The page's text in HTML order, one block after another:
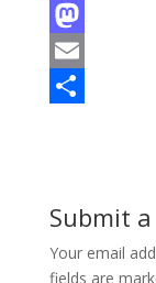
F
a
c
o
k
M
a
d
o
E
lr
e
Submit
Your email
fields are